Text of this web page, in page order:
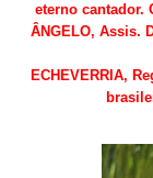
eterno cantador.
ÂNGELO, Assis.
ECHEVERRIA,